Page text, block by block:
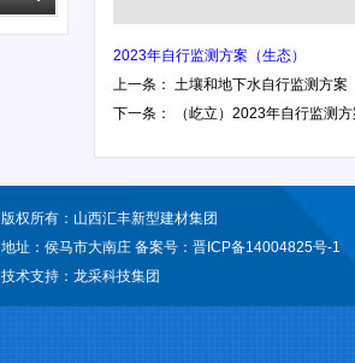
2023年自行监测方案（生态）
上一条： 土壤和地下水自行监测方案
下一条：
（屹立）2023年自行监测
版权所有：山西汇丰新型建材集团
地址：侯马市大南庄 备案号： 晋ICP备14004825号-1
技术支持： 龙采科技集团